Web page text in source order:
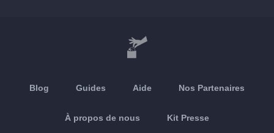
Blog Guides Aide Nos Partenaires
À propos de nous Kit Presse